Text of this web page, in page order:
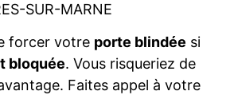
SUR-MARNE
forcer votre porte blindée si
bloquée. Vous risqueriez de
Faites appel à votre